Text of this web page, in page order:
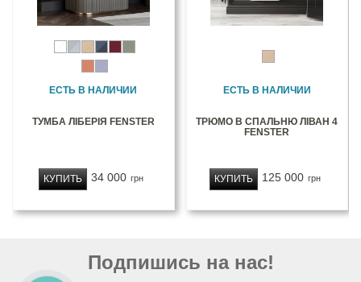
ЕСТЬ В НАЛИЧИИ
ТУМБА ЛІБЕРІЯ FENSTER
34 000 грн
КУПИТЬ
ЕСТЬ В НАЛИЧИИ
ТРЮМО В СПАЛЬНЮ ЛІВАН 4
FENSTER
125 000 грн
КУПИТЬ
Подпишись на нас!